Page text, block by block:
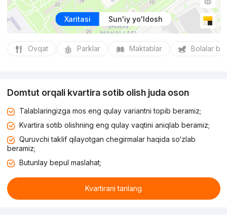
Xaritasi Sun'iy yo'ldosh
Ovqat Parklar Maktablar Bolalar
Domtut orqali kvartira sotib olish juda oson
Talablaringizga mos eng qulay variantni topib beramiz;
Kvartira sotib olishning eng qulay vaqtini aniqlab beramiz;
Quruvchi taklif qilayotgan chegirmalar haqida so‘zlab
beramiz;
Butunlay bepul maslahat;
Kvartirani tanlang